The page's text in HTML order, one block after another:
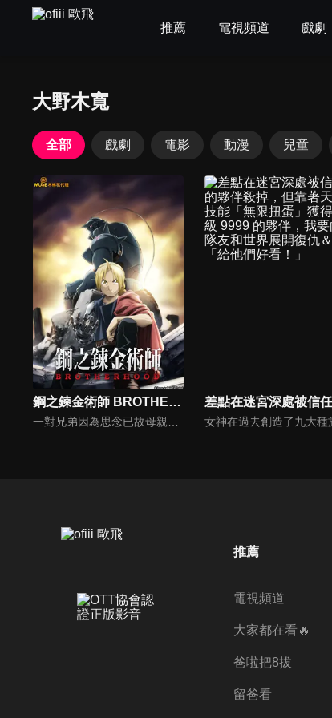
推薦 電視頻道 戲劇
大野木寬
全部 戲劇 電影 動漫 兒童
鋼之鍊金術師 BROTHERHOOD
推薦
電視頻道
大家都在看🔥
爸啦把8拔
留爸看